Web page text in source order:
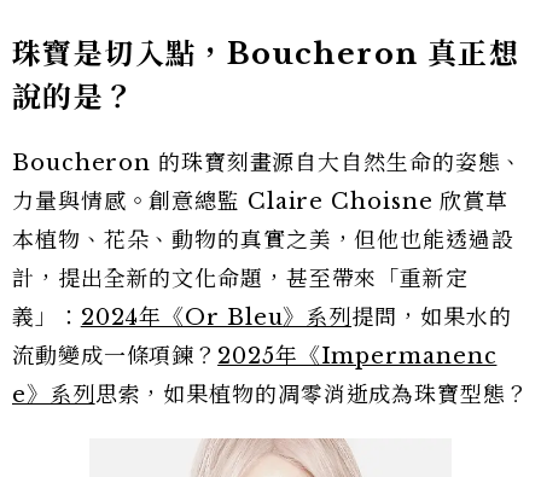
珠寶是切入點，Boucheron 真正想
說的是？
Boucheron 的珠寶刻畫源自大自然生命的姿態、
力量與情感。創意總監 Claire Choisne 欣賞草
本植物、花朵、動物的真實之美，但他也能透過設
計，提出全新的文化命題，甚至帶來「重新定
義」： 2024年《Or Bleu》系列 提問，如果水的
流動變成一條項鍊？ 2025年《Impermanenc
e》系列 思索，如果植物的凋零消逝成為珠寶型態？